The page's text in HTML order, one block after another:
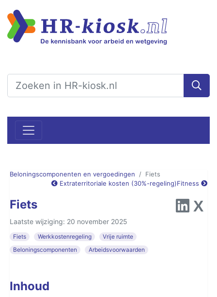
Beloningscomponenten en vergoedingen
Fiets
Extraterritoriale kosten (30%-regeling)Fitness
Fiets
Laatste wijziging: 20 november 2025
Fiets Werkkostenregeling
Vrije ruimte
Beloningscomponenten
Arbeidsvoorwaarden
Inhoud